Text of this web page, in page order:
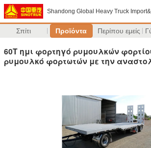
Shandong Global Heavy Truck
Σπίτι Προϊόντα Περίπου εμείς
60T ημι φορτηγό ρυμουλκών
ρυμουλκό φορτωτών με την